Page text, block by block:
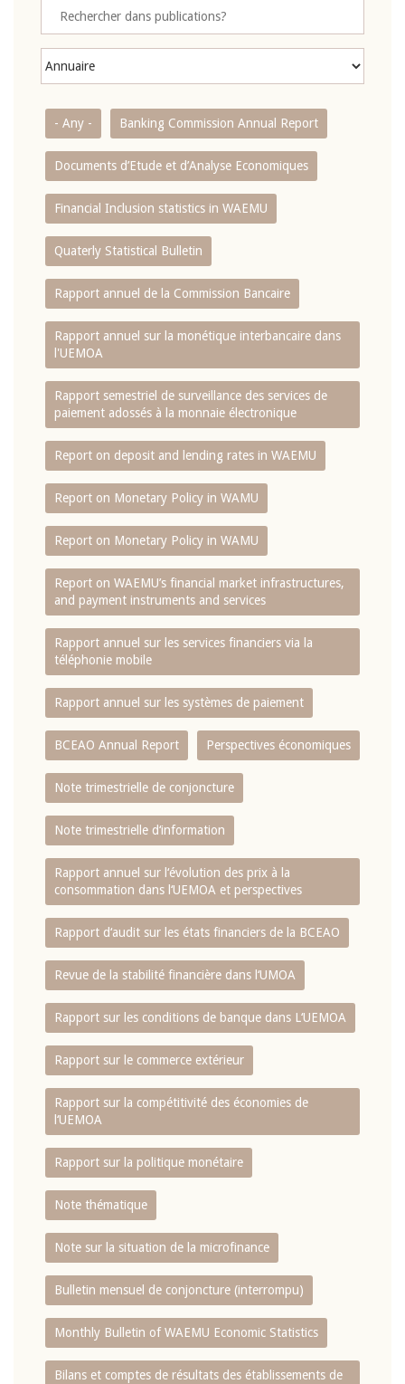
- Any - Banking Commission Annual Report
Documents d’Etude et d’Analyse Economiques
Financial Inclusion statistics in WAEMU
Quaterly Statistical Bulletin
Rapport annuel de la Commission Bancaire
Rapport annuel sur la monétique interbancaire dans
l'UEMOA
Rapport semestriel de surveillance des services de
paiement adossés à la monnaie électronique
Report on deposit and lending rates in WAEMU
Report on Monetary Policy in WAMU
Report on Monetary Policy in WAMU
Report on WAEMU’s financial market infrastructures,
and payment instruments and services
Rapport annuel sur les services financiers via la
téléphonie mobile
Rapport annuel sur les systèmes de paiement
BCEAO Annual Report Perspectives économiques
Note trimestrielle de conjoncture
Note trimestrielle d‘information
Rapport annuel sur l‘évolution des prix à la
consommation dans l‘UEMOA et perspectives
Rapport d‘audit sur les états financiers de la BCEAO
Revue de la stabilité financière dans l‘UMOA
Rapport sur les conditions de banque dans L‘UEMOA
Rapport sur le commerce extérieur
Rapport sur la compétitivité des économies de
l‘UEMOA
Rapport sur la politique monétaire
Note thématique
Note sur la situation de la microfinance
Bulletin mensuel de conjoncture (interrompu)
Monthly Bulletin of WAEMU Economic Statistics
Bilans et comptes de résultats des établissements de